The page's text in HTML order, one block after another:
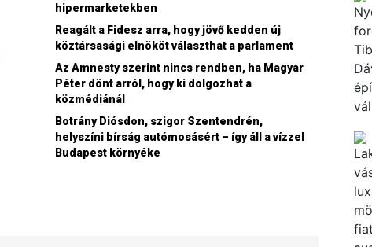
hipermarketekben
Reagált a Fidesz arra, hogy jövő kedden új
köztársasági elnököt választhat a parlament
Az Amnesty szerint nincs rendben, ha Magyar
Péter dönt arról, hogy ki dolgozhat a
közmédiánál
Botrány Diósdon, szigor Szentendrén,
helyszíni bírság autómosásért – így áll a vízzel
Budapest környéke